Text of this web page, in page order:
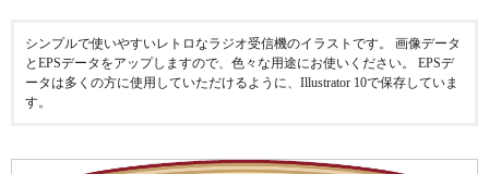
シンプルで使いやすいレトロなラジオ受信機のイラストです。 画像データ
とEPSデータをアップしますので、色々な用途にお使いください。 EPSデ
ータは多くの方に使用していただけるように、Illustrator 10で保存していま
す。